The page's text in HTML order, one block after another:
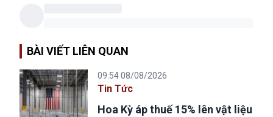
BÀI VIẾT LIÊN QUAN
09:54 08/08/2026
Tin Tức
Hoa Kỳ áp thuế 15% lên vật liệu